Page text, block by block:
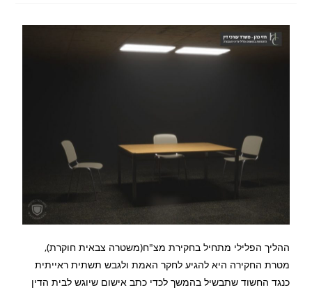
ההליך הפלילי מתחיל בחקירת מצ"ח(משטרה צבאית חוקרת),
מטרת החקירה היא להגיע לחקר האמת ולגבש תשתית ראייתית
כנגד החשוד שתבשיל בהמשך לכדי כתב אישום שיוגש לבית הדין